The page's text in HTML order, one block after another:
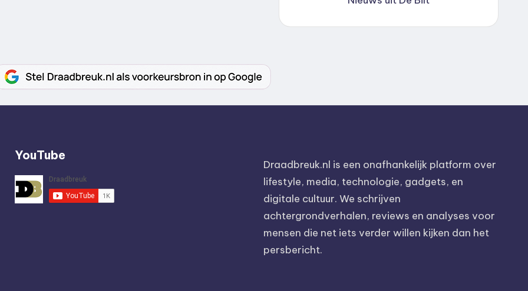
YouTube
Draadbreuk.nl is een onafhankelijk platform over
lifestyle, media, technologie, gadgets, en
digitale cultuur. We schrijven
achtergrondverhalen, reviews en analyses voor
mensen die net iets verder willen kijken dan het
persbericht.